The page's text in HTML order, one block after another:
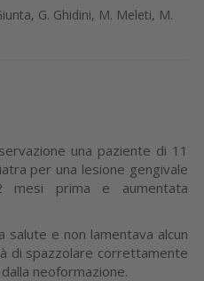
G. Ghidini, M. Meleti, M.
una paziente di 11
per una lesione gengivale
mesi prima e aumentata
salute e non lamentava alcun
di spazzolare correttamente
neoformazione.